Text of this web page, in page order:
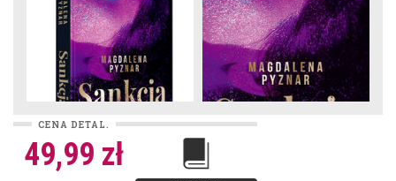
CENA DETAL.
49,99 zł